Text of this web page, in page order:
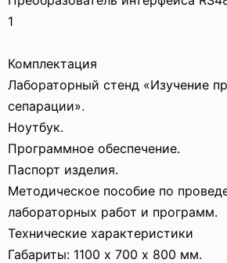
1
Комплектация
Лабораторный стенд «Изучение
сепарации».
Ноутбук.
Программное обеспечение.
Паспорт изделия.
Методическое пособие по
лабораторных работ и программ.
Технические характеристики
Габариты: 1100 х 700 х 800 мм.